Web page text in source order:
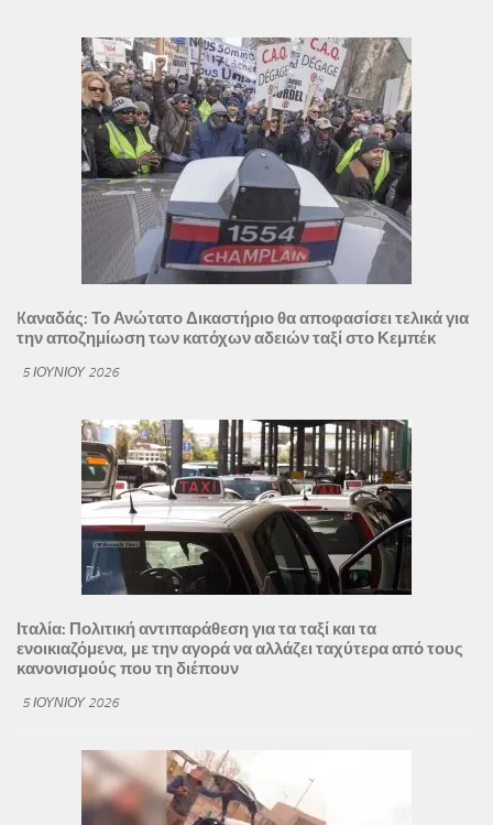
Kαναδάς: Το Ανώτατο Δικαστήριο θα αποφασίσει τελικά για
την αποζημίωση των κατόχων αδειών ταξί στο Κεμπέκ
5 ΙΟΥΝΊΟΥ 2026
Ιταλία: Πολιτική αντιπαράθεση για τα ταξί και τα
ενοικιαζόμενα, με την αγορά να αλλάζει ταχύτερα από τους
κανονισμούς που τη διέπουν
5 ΙΟΥΝΊΟΥ 2026